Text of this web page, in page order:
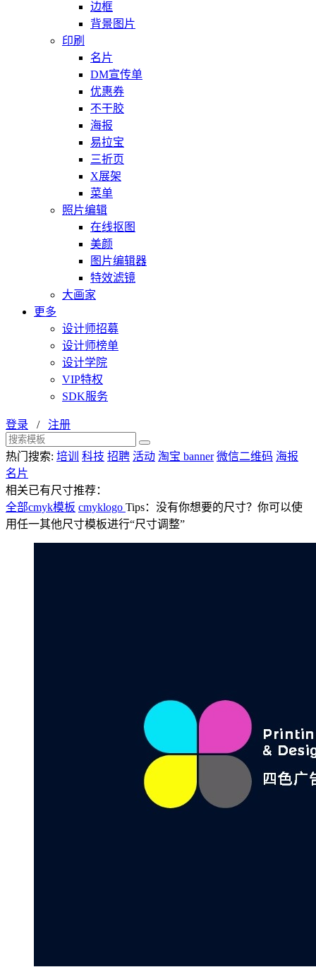
边框
背景图片
印刷
名片
DM宣传单
优惠券
不干胶
海报
易拉宝
三折页
X展架
菜单
照片编辑
在线抠图
美颜
图片编辑器
特效滤镜
大画家
更多
设计师招募
设计师榜单
设计学院
VIP特权
SDK服务
登录 / 注册
热门搜索: 培训 科技 招聘 活动 淘宝 banner 微信二维码 海报
名片
相关已有尺寸推荐：
全部cmyk模板 cmyklogo Tips：没有你想要的尺寸？你可以使
用任一其他尺寸模板进行“尺寸调整”